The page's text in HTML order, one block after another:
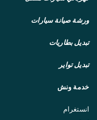
ورشة صيانة سيارات
تبديل بطاريات
تبديل تواير
خدمة ونش
انستغرام